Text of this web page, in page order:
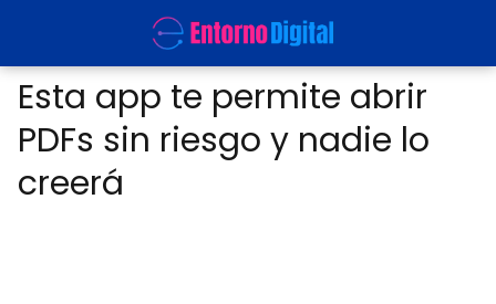
Esta app te permite abrir
PDFs sin riesgo y nadie lo
creerá